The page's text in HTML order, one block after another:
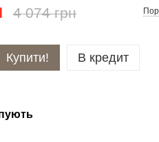
4 074 грн
Купити! В кредит